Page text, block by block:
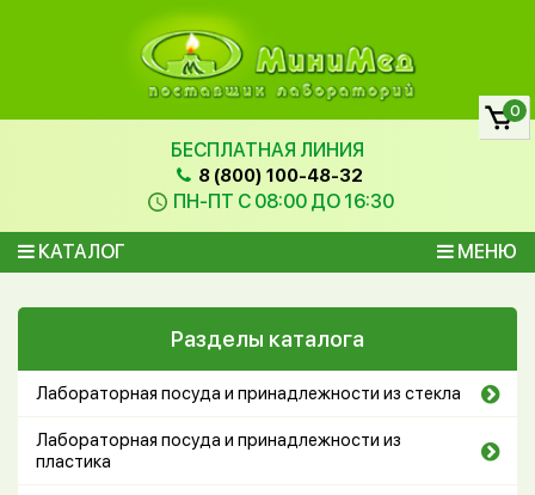
БЕСПЛАТНАЯ ЛИНИЯ
8 (800) 100-48-32
ПН-ПТ С 08:00 ДО 16:30
КАТАЛОГ МЕНЮ
0
Разделы каталога
Лабораторная посуда и принадлежности из стекла
Лабораторная посуда и принадлежности из
пластика